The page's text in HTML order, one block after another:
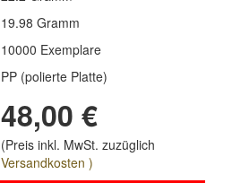
19.98 Gramm
10000 Exemplare
PP (polierte Platte)
48,00 €
(Preis inkl. MwSt. zuzüglich
Versandkosten )